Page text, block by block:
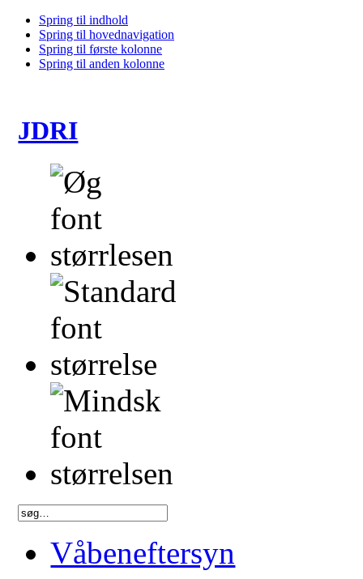
Spring til indhold
Spring til hovednavigation
Spring til første kolonne
Spring til anden kolonne
JDRI
Våbeneftersyn